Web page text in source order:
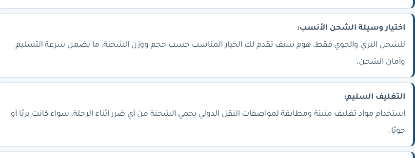
اختيار وسيلة الشحن الأنسب:
للشحن البري والجوي فقط، هوم سيف تقدم لك الخيار المناسب حسب حجم ووزن الشحنة، ما يضمن سرعة التسليم
وأمان الشحن.
التغليف السليم:
استخدام مواد تغليف متينة ومطابقة لمواصفات النقل الدولي يحمي الشحنة من أي ضرر أثناء الرحلة، سواء كانت بريًا أو
جويًا.